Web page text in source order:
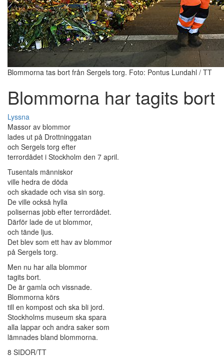
Blommorna tas bort från Sergels torg. Foto: Pontus Lundahl / TT
Blommorna har tagits bort
Lyssna
Massor av blommor
lades ut på Drottninggatan
och Sergels torg efter
terrordådet i Stockholm den 7 april.
Tusentals människor
ville hedra de döda
och skadade och visa sin sorg.
De ville också hylla
polisernas jobb efter terrordådet.
Därför lade de ut blommor,
och tände ljus.
Det blev som ett hav av blommor
på Sergels torg.
Men nu har alla blommor
tagits bort.
De är gamla och vissnade.
Blommorna körs
till en kompost och ska bli jord.
Stockholms museum ska spara
alla lappar och andra saker som
lämnades bland blommorna.
8 SIDOR/TT